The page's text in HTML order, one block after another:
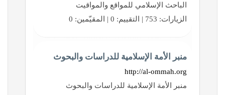
الباحث الإسلامي للمواقع والمواقيت
الزيارات: 753 | التقييم: 0 | المقيّمين: 0
منبر الأمة الإسلامية للدراسات والبحوث
http://al-ommah.org
منبر الأمة الإسلامية للدراسات والبحوث